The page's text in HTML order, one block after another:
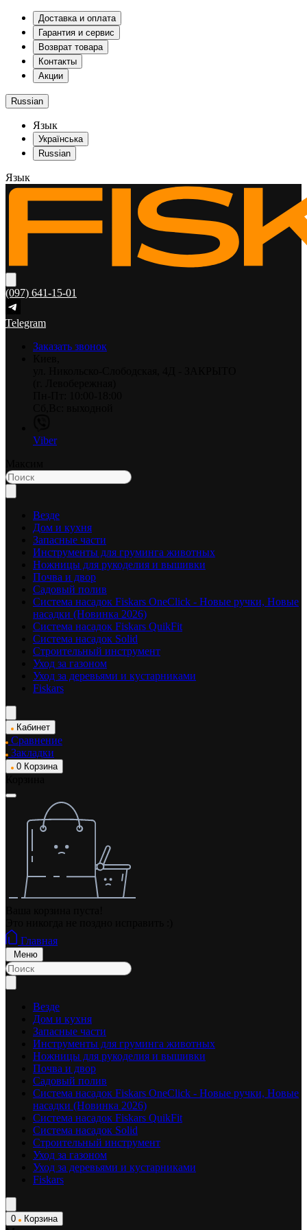
Доставка и оплата
Гарантия и сервис
Возврат товара
Контакты
Акции
Russian
Язык
Українська
Russian
Язык
(097) 641-15-01
Telegram
Заказать звонок
Viber
Везде
Дом и кухня
Запасные части
Инструменты для груминга животных
Ножницы для рукоделия и вышивки
Почва и двор
Садовый полив
Система насадок Fiskars OneClick - Новые ручки, Новые
насадки (Новинка 2026)
Система насадок Fiskars QuikFit
Система насадок Solid
Строительный инструмент
Уход за газоном
Уход за деревьями и кустарниками
Fiskars
Кабинет
Сравнение
Закладки
0 Корзина
Главная
Меню
Везде
Дом и кухня
Запасные части
Инструменты для груминга животных
Ножницы для рукоделия и вышивки
Почва и двор
Садовый полив
Система насадок Fiskars OneClick - Новые ручки, Новые
насадки (Новинка 2026)
Система насадок Fiskars QuikFit
Система насадок Solid
Строительный инструмент
Уход за газоном
Уход за деревьями и кустарниками
Fiskars
0 Корзина